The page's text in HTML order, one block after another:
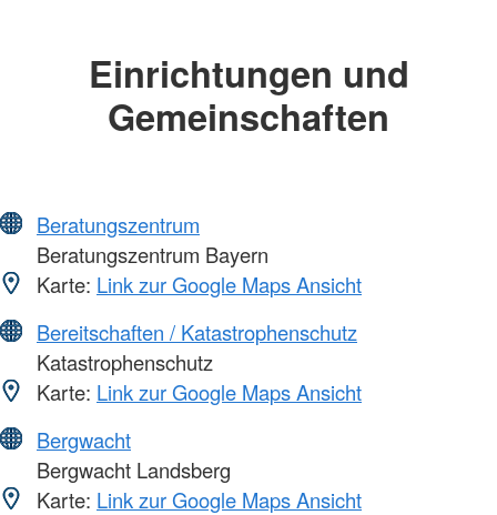
Einrichtungen und
Gemeinschaften
Beratungszentrum
Beratungszentrum Bayern
Karte: Link zur Google Maps Ansicht
Bereitschaften / Katastrophenschutz
Katastrophenschutz
Karte: Link zur Google Maps Ansicht
Bergwacht
Bergwacht Landsberg
Karte: Link zur Google Maps Ansicht